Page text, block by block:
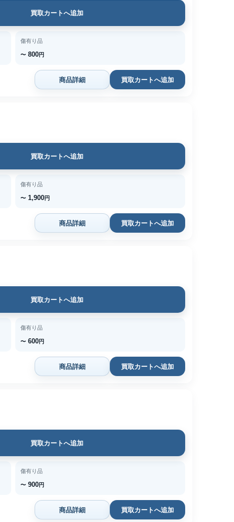
買取カートへ追加
傷有り品
〜 800円
商品詳細 買取カートへ追加
買取カートへ追加
傷有り品
〜 1,900円
商品詳細 買取カートへ追加
買取カートへ追加
傷有り品
〜 600円
商品詳細 買取カートへ追加
買取カートへ追加
傷有り品
〜 900円
商品詳細 買取カートへ追加